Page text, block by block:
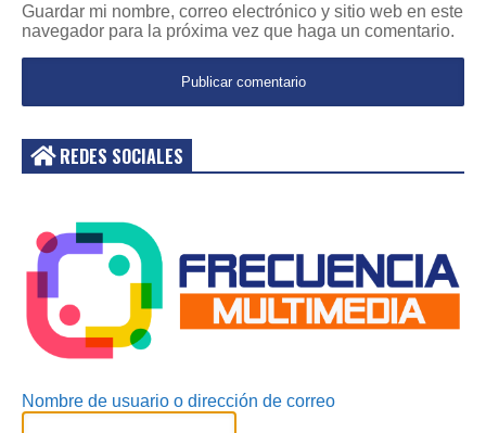
Guardar mi nombre, correo electrónico y sitio web en este
navegador para la próxima vez que haga un comentario.
REDES SOCIALES
Nombre de usuario o dirección de correo